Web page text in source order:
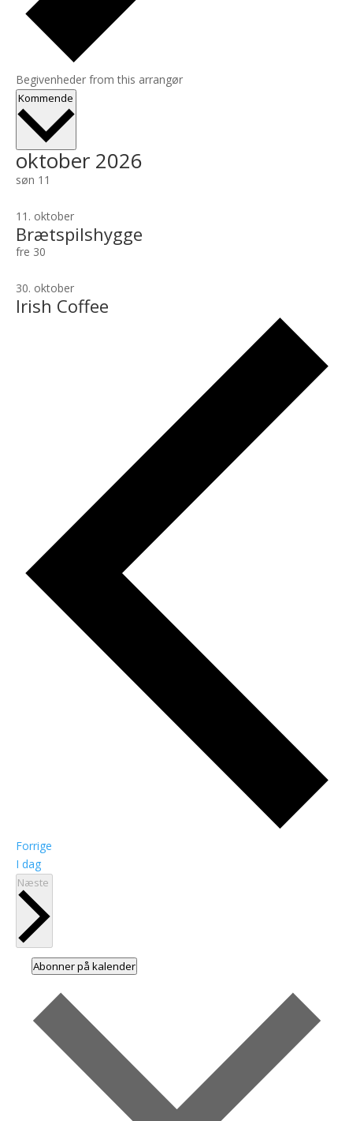
Begivenheder from this arrangør
Kommende
oktober 2026
søn 11
11. oktober
Brætspilshygge
fre 30
30. oktober
Irish Coffee
ForrigeBegivenheder
I dag
Næste
Abonner på kalender